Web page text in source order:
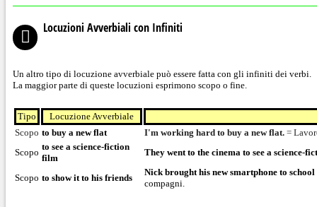
Locuzioni Avverbiali con Infiniti
Un altro tipo di locuzione avverbiale può essere fatta con gli infiniti dei verbi.
La maggior parte di queste locuzioni esprimono scopo o fine
Tipo
Locuzione Avverbiale
Scopo to buy a new flat I'm working hard to buy a new flat. =
Scopo
to see a science-fiction
film
They went to the cinema to see a science-
Scopo to show it to his friends
Nick brought his newsmartphone to
compagni.